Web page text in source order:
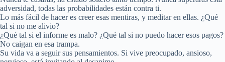
adversidad, todas las probabilidades están contra ti.
Lo más fácil de hacer es creer esas mentiras, y meditar en ellas. ¿Qué
tal si no me alivio?
¿Qué tal si el informe es malo? ¿Qué tal si no puedo hacer esos pagos?
No caigan en esa trampa.
Su vida va a seguir sus pensamientos. Si vive preocupado, ansioso,